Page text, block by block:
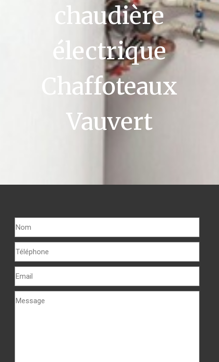
chaudière
électrique
Chaffoteaux
Vauvert